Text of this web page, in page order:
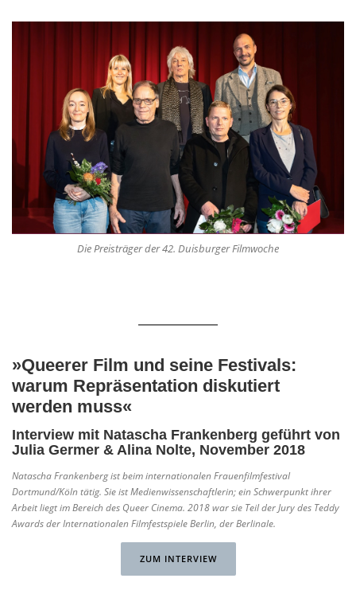
Die Preisträger der 42. Duisburger Filmwoche
»Queerer Film und seine Festivals:
warum Repräsentation diskutiert
werden muss«
Interview mit Natascha Frankenberg geführt von
Julia Germer & Alina Nolte, November 2018
Natascha Frankenberg ist beim internationalen Frauenfilmfestival
Dortmund/Köln tätig. Sie ist Medienwissenschaftlerin; ein Schwerpunkt ihrer
Arbeit liegt im Bereich des Queer Cinema. 2018 war sie Teil der Jury des Teddy
Awards der Internationalen Filmfestspiele Berlin, der Berlinale.
ZUM INTERVIEW